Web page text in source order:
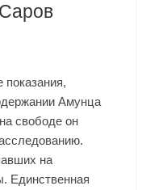
показания,
Амунца
свободе он
на
Единственная